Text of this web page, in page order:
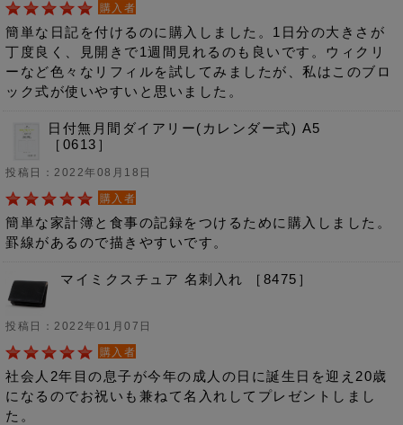
購入者
簡単な日記を付けるのに購入しました。1日分の大きさが
丁度良く、見開きで1週間見れるのも良いです。ウィクリ
ーなど色々なリフィルを試してみましたが、私はこのブロ
ック式が使いやすいと思いました。
日付無月間ダイアリー(カレンダー式) A5
［0613］
投稿日：2022年08月18日
購入者
簡単な家計簿と食事の記録をつけるために購入しました。
罫線があるので描きやすいです。
マイミクスチュア 名刺入れ ［8475］
投稿日：2022年01月07日
購入者
社会人2年目の息子が今年の成人の日に誕生日を迎え20歳
になるのでお祝いも兼ねて名入れしてプレゼントしまし
た。